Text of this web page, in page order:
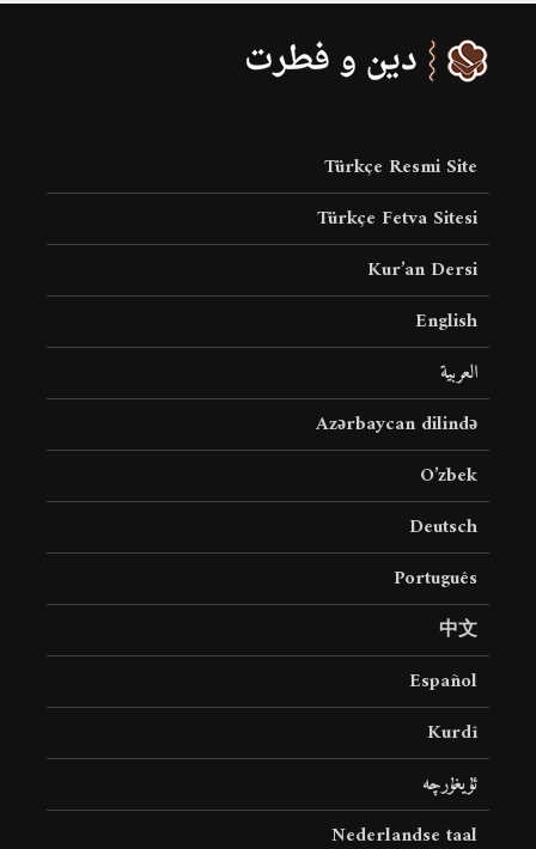
Türkçe Resmi Site
Türkçe Fetva Sitesi
Kur’an Dersi
English
العربية
Azərbaycan dilində
O’zbek
Deutsch
Português
中文
Español
Kurdî
ئۇيغۇرچە
Nederlandse taal